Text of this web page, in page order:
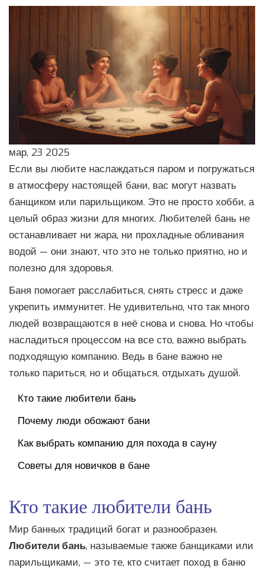
мар, 23 2025
Если вы любите наслаждаться паром и погружаться
в атмосферу настоящей бани, вас могут назвать
банщиком или парильщиком. Это не просто хобби, а
целый образ жизни для многих. Любителей бань не
останавливает ни жара, ни прохладные обливания
водой — они знают, что это не только приятно, но и
полезно для здоровья.
Баня помогает расслабиться, снять стресс и даже
укрепить иммунитет. Не удивительно, что так много
людей возвращаются в неё снова и снова. Но чтобы
насладиться процессом на все сто, важно выбрать
подходящую компанию. Ведь в бане важно не
только париться, но и общаться, отдыхать душой.
Кто такие любители бань
Почему люди обожают бани
Как выбрать компанию для похода в сауну
Советы для новичков в бане
Кто такие любители бань
Мир банных традиций богат и разнообразен.
Любители бань, называемые также банщиками или
парильщиками, — это те, кто считает поход в баню